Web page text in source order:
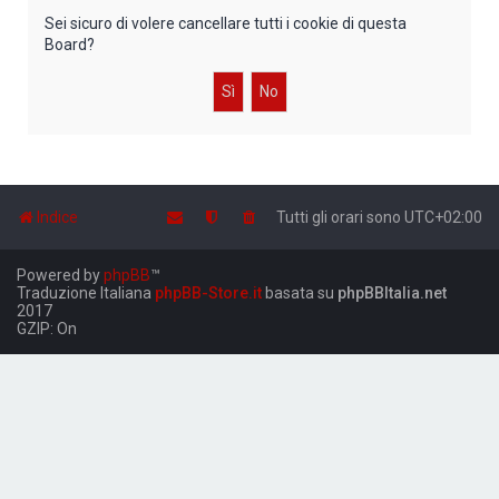
Sei sicuro di volere cancellare tutti i cookie di questa
Board?
Indice Tutti gli orari sono UTC+02:00
Powered byphpBB™
Traduzione Italiana phpBB-Store.it basata su phpBBItalia.net
2017
GZIP: On